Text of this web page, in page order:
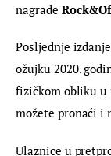
nagrade
Posljednje
ožujku 2020.
fizičkom obliku u
možete pronaći i
Ulaznice u